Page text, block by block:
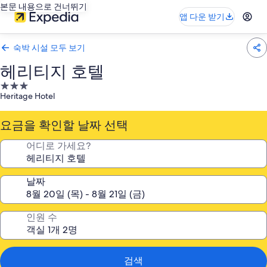
본문 내용으로 건너뛰기
앱 다운 받기
숙박 시설 모두 보기
헤리티지 호텔
3.0
성
급
숙
박
설
Heritage Hotel
요금을 확인할 날짜 선택
어디로 가세요?
날짜
인원 수
검색